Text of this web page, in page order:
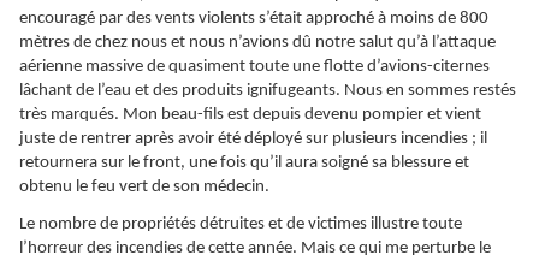
encouragé par des vents violents s’était approché à moins de 800
mètres de chez nous et nous n’avions dû notre salut qu’à l’attaque
aérienne massive de quasiment toute une flotte d’avions-citernes
lâchant de l’eau et des produits ignifugeants. Nous en sommes restés
très marqués. Mon beau-fils est depuis devenu pompier et vient
juste de rentrer après avoir été déployé sur plusieurs incendies ; il
retournera sur le front, une fois qu’il aura soigné sa blessure et
obtenu le feu vert de son médecin.
Le nombre de propriétés détruites et de victimes illustre toute
l’horreur des incendies de cette année. Mais ce qui me perturbe le